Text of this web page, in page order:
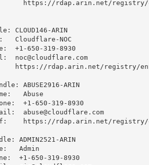
https://rdap.arin.net/registry/
CLOUD146-ARIN
Cloudflare-NOC
+1-650-319-8930
noc@cloudflare.com
https://rdap.arin.net/registry/
ABUSE2916-ARIN
Abuse
+1-650-319-8930
abuse@cloudflare.com
https://rdap.arin.net/registry/
ADMIN2521-ARIN
Admin
+1-650-319-8930